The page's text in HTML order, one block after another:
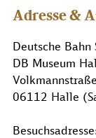
Adresse &
Deutsche Bahn
DB Museum
06112 Halle